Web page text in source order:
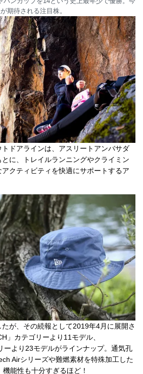
期待される注目株。
ドアラインは、アスリートアンバサダ
に、トレイルランニングやクライミン
クティビティを快適にサポートするア
たが、その続報として2019年4月に展開さ
」カテゴリーより11モデル、
ーより23モデルがラインナップ。通気孔
Airシリーズや難燃素材を特殊加工した
能性も十分すぎるほど！